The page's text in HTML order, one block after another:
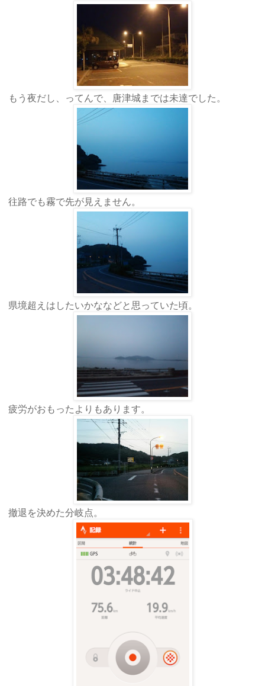
もう夜だし、ってんで、唐津城までは未達でした。
往路でも霧で先が見えません。
県境超えはしたいかななどと思っていた頃。
疲労がおもったよりもあります。
撤退を決めた分岐点。